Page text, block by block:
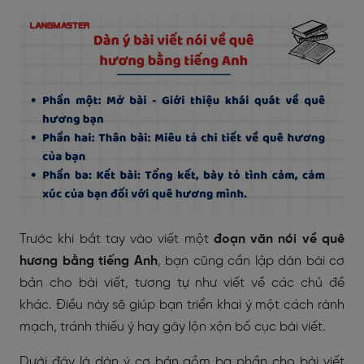
Trước khi bắt tay vào viết một đoạn văn nói về quê
hương bằng tiếng Anh, bạn cũng cần lập dàn bài cơ
bản cho bài viết, tương tự như viết về các chủ đề
khác. Điều này sẽ giúp bạn triển khai ý một cách rành
mạch, tránh thiếu ý hay gây lộn xộn bố cục bài viết.